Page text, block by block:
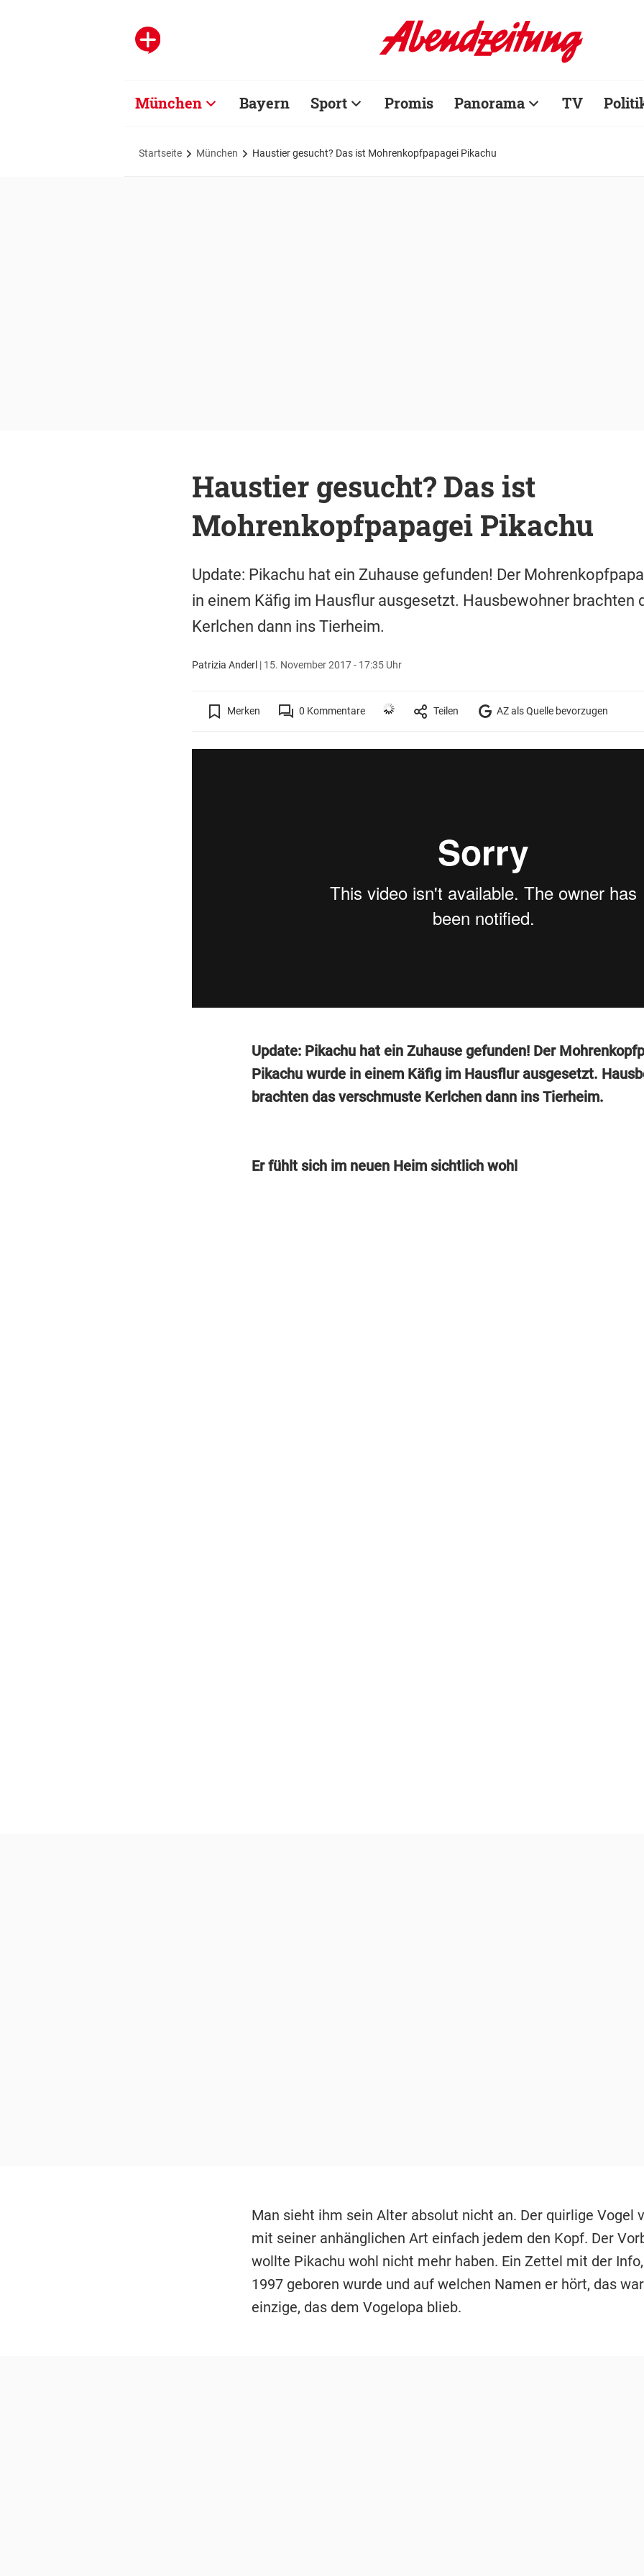
München Bayern Sport Promis Panorama TV
Startseite München Haustier gesucht? Das ist Mohrenkopfpapagei Pikachu
Haustier gesucht? Das ist
Mohrenkopfpapagei Pikachu
Update: Pikachu hat ein Zuhause gefunden! Der
in einem Käfig im Hausflur ausgesetzt. Hausbewohner brachten
Kerlchen dann ins Tierheim.
Patrizia Anderl | 15. November 2017 - 17:35 Uhr
Merken 0 Kommentare Teilen AZ als Quelle bevorzugen
Update: Pikachu hat ein Zuhause gefunden! Der
Pikachu wurde in einem Käfig im Hausflur ausgesetzt.
brachten das verschmuste Kerlchen dann ins Tierheim.
Er fühlt sich im neuen Heim sichtlich wohl
Man sieht ihm sein Alter absolut nicht an. Der quirlige Vogel
mit seiner anhänglichen Art einfach jedem den Kopf. Der
wollte Pikachu wohl nicht mehr haben. Ein Zettel mit der
1997 geboren wurde und auf welchen Namen er hört, das
einzige, das dem Vogelopa blieb.